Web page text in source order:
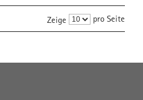
Zeige pro Seite